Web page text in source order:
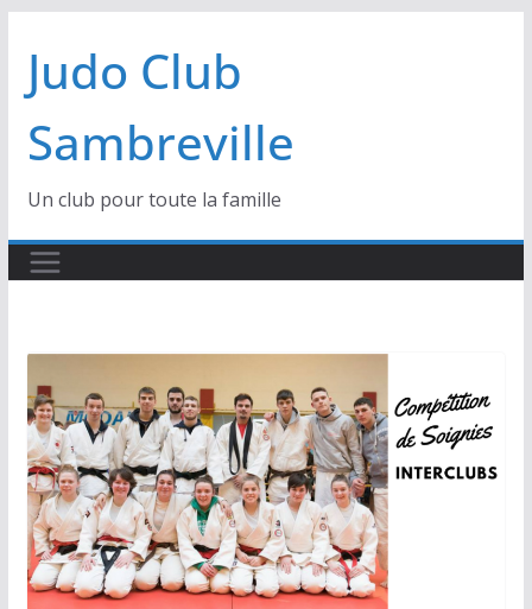
contenu
Judo Club
Sambreville
Un club pour toute la famille